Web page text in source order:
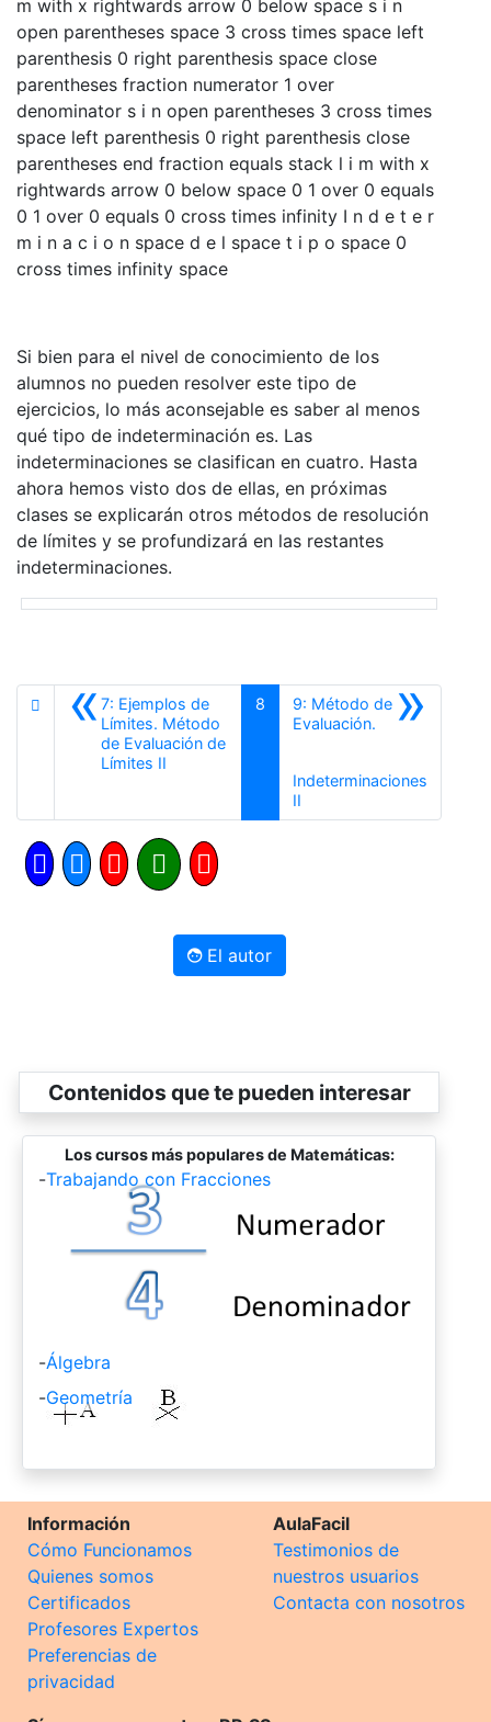
Si bien para el nivel de conocimiento de los
alumnos no pueden resolver este tipo de
ejercicios, lo más aconsejable es saber al menos
qué tipo de indeterminación es. Las
indeterminaciones se clasifican en cuatro. Hasta
ahora hemos visto dos de ellas, en próximas
clases se explicarán otros métodos de resolución
de límites y se profundizará en las restantes
indeterminaciones.
«7: Ejemplos de
Límites. Método
de Evaluación de
Límites II
8 »
9: Método de
Evaluación.
Indeterminaciones
II
El autor
Contenidos que te pueden interesar
Los cursos más populares de Matemáticas:
-Trabajando con Fracciones
-Álgebra
-Geometría
Información
Cómo Funcionamos
Quienes somos
Certificados
Profesores Expertos
Preferencias de
privacidad
AulaFacil
Testimonios de
nuestros usuarios
Contacta con nosotros